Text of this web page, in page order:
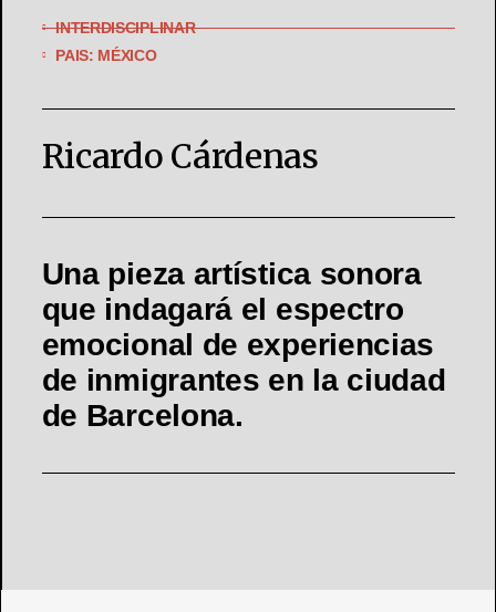
INTERDISCIPLINAR
PAIS: MÉXICO
Ricardo Cárdenas
Una pieza artística sonora
que indagará el espectro
emocional de experiencias
de inmigrantes en la ciudad
de Barcelona.